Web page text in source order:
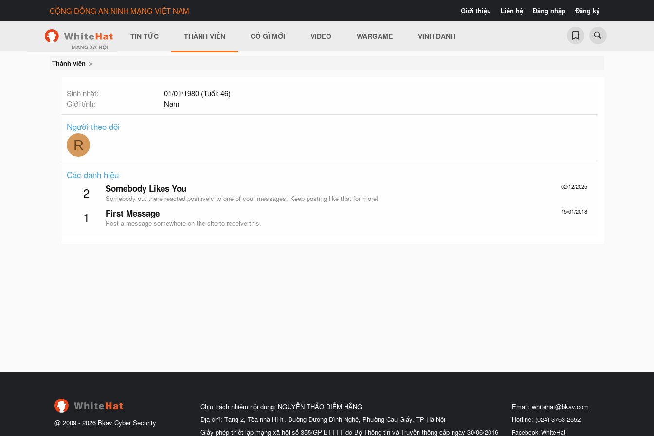
Giới thiệu Liên hệ Đăng nhập Đăng ký
CỘNG ĐỒNG AN NINH MẠNG VIỆT NAM
TIN TỨC THÀNH VIÊN CÓ GÌ MỚI VIDEO WARGAME VINH DANH
Thành viên
Sinh nhật
01/01/1980 (Tuổi: 46)
Giới tính
Nam
Người theo dõi
R
Các danh hiệu
2 02/12/2025
Somebody Likes You
Somebody out there reacted positively to one of your messages. Keep posting like that for more!
1 15/01/2018
First Message
Post a message somewhere on the site to receive this.
@ 2009 - 2026 Bkav Cyber Security
Chịu trách nhiệm nội dung: NGUYỄN THẢO DIỄM HẰNG
Địa chỉ: Tầng 2, Tòa nhà HH1, Đường Dương Đình Nghệ, Phường Cầu Giấy, TP Hà Nội
Giấy phép thiết lập mạng xã hội số 355/GP-BTTTT do Bộ Thông tin và Truyền thông cấp ngày 30/06/2016
Email: whitehat@bkav.com
Hotline: (024) 3763 2552
Facebook: WhiteHat